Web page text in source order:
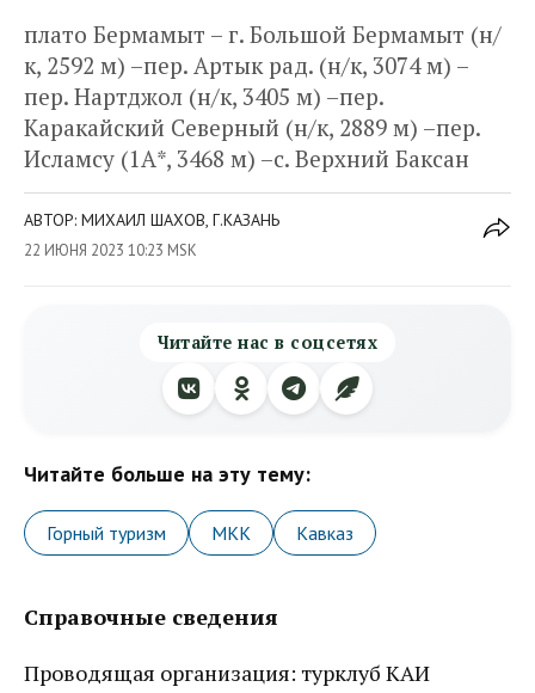
плато Бермамыт – г. Большой Бермамыт (н/
к, 2592 м) –пер. Артык рад. (н/к, 3074 м) –
пер. Нартджол (н/к, 3405 м) –пер.
Каракайский Северный (н/к, 2889 м) –пер.
Исламсу (1А*, 3468 м) –с. Верхний Баксан
АВТОР: МИХАИЛ ШАХОВ, Г.КАЗАНЬ
22 ИЮНЯ 2023 10:23 MSK
Читайте нас в соцсетях
Читайте больше на эту тему:
Горный туризм МКК Кавказ
Справочные сведения
Проводящая организация: турклуб КАИ